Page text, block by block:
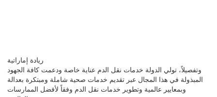
وتفصيلاً، تولي الدولة خدمات نقل الدم عناية خاصة ودعمت كافة الجهود
المبذولة في هذا المجال عبر تقديم خدمات صحية شاملة ومبتكرة بعدالة
وبمعايير عالمية وتطوير خدمات نقل الدم وفقاً لأفضل الممارسات